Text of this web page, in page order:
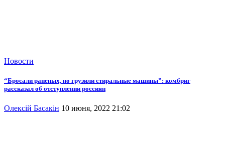
Новости
“Бросали раненых, но грузили стиральные машины”: комбриг
рассказал об отступлении россиян
Олексій Басакін 10 июня, 2022 21:02